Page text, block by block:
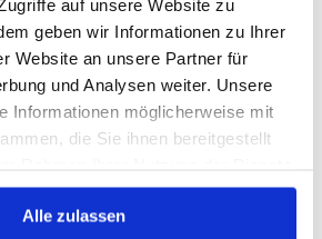
auf unsere Website zu
geben wir Informationen zu Ihrer
Website an unsere Partner für
und Analysen weiter. Unsere
Informationen möglicherweise mit
die Sie ihnen bereitgestellt
Alle zulassen